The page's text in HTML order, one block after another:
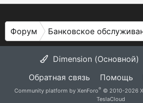
Форум Банковское
Dimension (Основной)
Обратная связь
Помощь
Community platform by XenForo® © 2010-2026
TeslaCloud